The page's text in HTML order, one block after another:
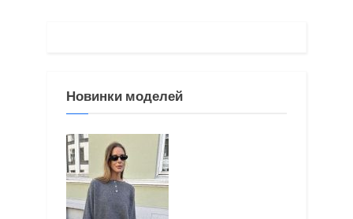
а
и
с
ь
:
Новинки моделей